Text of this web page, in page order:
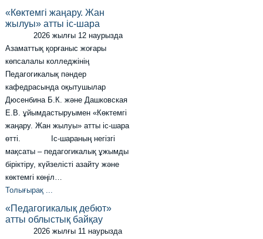
«Көктемгі жаңару. Жан
жылуы» атты іс-шара
2026 жылғы 12 наурызда
Азаматтық қорғаныс жоғары
көпсалалы колледжінің
Педагогикалық пәндер
кафедрасында оқытушылар
Дюсенбина Б.К. және Дашковская
Е.В. ұйымдастыруымен «Көктемгі
жаңару. Жан жылуы» атты іс-шара
өтті. Іс-шараның негізгі
мақсаты – педагогикалық ұжымды
біріктіру, күйзелісті азайту және
көктемгі көңіл…
Толығырақ ...
«Педагогикалық дебют»
атты облыстық байқау
2026 жылғы 11 наурызда